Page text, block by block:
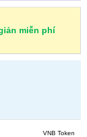
miễn phí
VNB Token